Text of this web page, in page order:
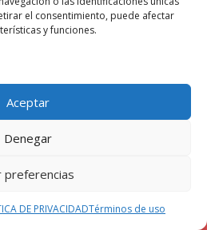
el consentimiento, puede afectar
y funciones.
Aceptar
Denegar
preferencias
DE PRIVACIDADTérminos de uso
clientes. Además, te beneficias
garantizadas por nuestra
caso de problemas con la
con la reparación, puedes
equipo de atención al cliente.
a resolver cualquier